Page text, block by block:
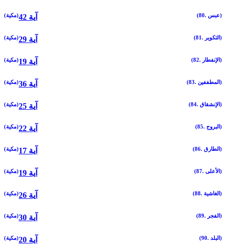
(80. عبس) (مكية) 42 آية
(81. التكوير) (مكية) 29 آية
(82. الإنفطار) (مكية) 19 آية
(83. المطففين) (مكية) 36 آية
(84. الإنشقاق) (مكية) 25 آية
(85. البروج) (مكية) 22 آية
(86. الطارق) (مكية) 17 آية
(87. الأعلى) (مكية) 19 آية
(88. الغاشية) (مكية) 26 آية
(89. الفجر) (مكية) 30 آية
(90. البلد) (مكية) 20 آية